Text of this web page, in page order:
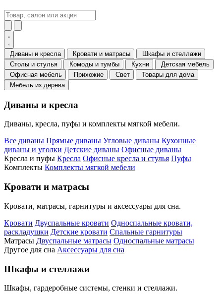
Диваны и кресла Кровати и матрасы
Шкафы и стеллажи
Столы и стулья
Комоды и тумбы Кухни
Детская мебель
Офисная мебель
Прихожие Свет
Товары для дома
Мебель из дерева
Диваны и кресла
Диваны, кресла, пуфы и комплекты мягкой мебели.
Все диваны Прямые диваны Угловые диваны Кухонные
диваны и уголки Детские диваны Офисные диваны
Кресла и пуфы Кресла Офисные кресла и стулья Пуфы
Комплекты Комплекты мягкой мебели
Кровати и матрасы
Кровати, матрасы, гарнитуры и аксессуары для сна.
Кровати Двуспальные кровати Односпальные кровати,
раскладушки Детские кровати Спальные гарнитуры
Матрасы Двуспальные матрасы Односпальные матрасы
Другое для сна Аксессуары для сна
Шкафы и стеллажи
Шкафы, гардеробные системы, стенки и стеллажи.